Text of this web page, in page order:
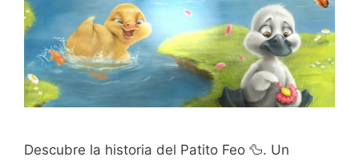
Descubre la historia del Patito Feo 🦆. Un